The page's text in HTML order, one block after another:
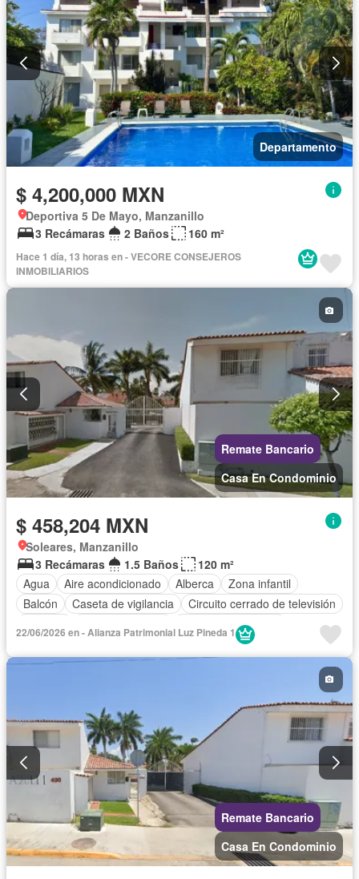
Departamento
$ 4,200,000 MXN
Deportiva 5 De Mayo, Manzanillo
3 Recámaras
2 Baños 160 m²
Hace 1 día, 13 horas en - VECORE CONSEJEROS
INMOBILIARIOS
Remate Bancario
Casa En Condominio
$ 458,204 MXN
Soleares, Manzanillo
3 Recámaras
1.5 Baños
120 m²
Agua
Aire acondicionado Alberca
Zona infantil
Balcón
Caseta de vigilancia
Circuito cerrado de televisión
Cuarto de Limpieza
Gas natural
Jardín
Recámara con closet Sin amueblar
22/06/2026 en - Alianza Patrimonial Luz Pineda 1
Remate Bancario
Casa En Condominio